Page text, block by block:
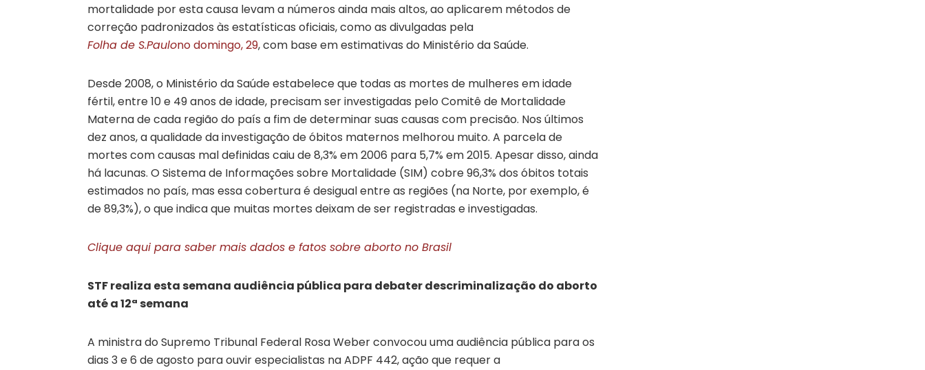
mortalidade por esta causa levam a números ainda mais altos, ao aplicarem métodos de
correção padronizados às estatísticas oficiais, como as divulgadas pela
Folha de S.Paulono domingo, 29, com base em estimativas do Ministério da Saúde.
Desde 2008, o Ministério da Saúde estabelece que todas as mortes de mulheres em idade
fértil, entre 10 e 49 anos de idade, precisam ser investigadas pelo Comitê de Mortalidade
Materna de cada região do país a fim de determinar suas causas com precisão. Nos últimos
dez anos, a qualidade da investigação de óbitos maternos melhorou muito. A parcela de
mortes com causas mal definidas caiu de 8,3% em 2006 para 5,7% em 2015. Apesar disso, ainda
há lacunas. O Sistema de Informações sobre Mortalidade (SIM) cobre 96,3% dos óbitos totais
estimados no país, mas essa cobertura é desigual entre as regiões (na Norte, por exemplo, é
de 89,3%), o que indica que muitas mortes deixam de ser registradas e investigadas.
Clique aqui para saber mais dados e fatos sobre aborto no Brasil
STF realiza esta semana audiência pública para debater descriminalização do aborto
até a 12ª semana
A ministra do Supremo Tribunal Federal Rosa Weber convocou uma audiência pública para os
dias 3 e 6 de agosto para ouvir especialistas na ADPF 442, ação que requer a